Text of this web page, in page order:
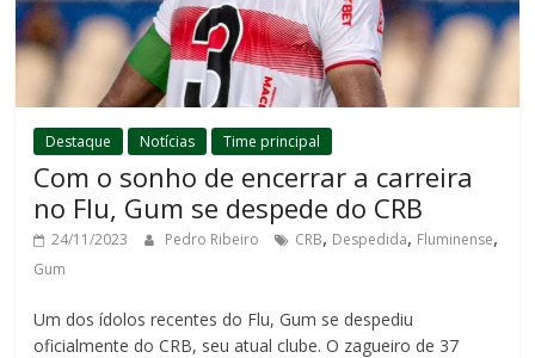
Destaque Notícias Time principal
Com o sonho de encerrar a carreira
no Flu, Gum se despede do CRB
24/11/2023 Pedro Ribeiro CRB, Despedida, Fluminense,
Gum
Um dos ídolos recentes do Flu, Gum se despediu
oficialmente do CRB, seu atual clube. O zagueiro de 37